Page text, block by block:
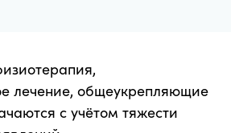
лечение, общеукрепляющие
с учётом тяжести